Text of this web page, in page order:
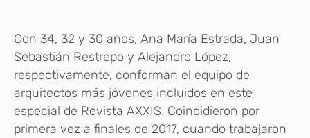
Con 34, 32 y 30 años, Ana María Estrada, Juan
Sebastián Restrepo y Alejandro López,
respectivamente, conforman el equipo de
arquitectos más jóvenes incluidos en este
especial de Revista AXXIS. Coincidieron por
primera vez a finales de 2017, cuando trabajaron